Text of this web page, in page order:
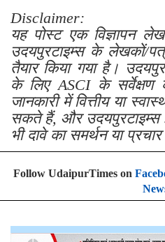
Disclaimer:
यह पोस्ट एक विज्ञापन
उदयपुरटाइम्स के लेखकों/
तैयार किया गया है।
के लिए ASCI के
जानकारी में वित्तीय या
सकते हैं, और उदयपुरटाइम्स
भी दावे का समर्थन या
Follow UdaipurTimes on